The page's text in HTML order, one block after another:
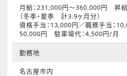
月給：231,000円～360,000円 昇給
（冬季・夏季 計3.9ヶ月分）
資格手当：13,000円／職務手当：
50,000円 駐車場代：4,500円/月
勤務地
名古屋市内